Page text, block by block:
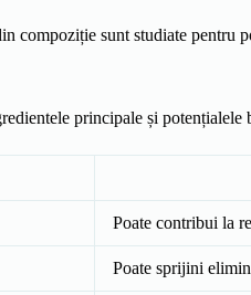
compoziție sunt studiate
principale și
Poate contribui la
Poate sprijini